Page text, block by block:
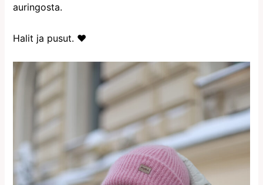
auringosta.
Halit ja pusut. ♥